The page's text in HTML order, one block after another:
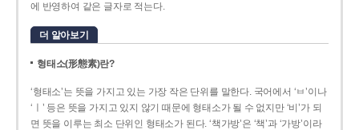
에 반영하여 같은 글자로 적는다.
더 알아보기
형태소(形態素)란?
‘형태소’는 뜻을 가지고 있는 가장 작은 단위를 말한다. 국어에서 ‘ㅂ’이나
‘ㅣ’ 등은 뜻을 가지고 있지 않기 때문에 형태소가 될 수 없지만 ‘비’가 되
면 뜻을 이루는 최소 단위인 형태소가 된다. ‘책가방’은 ‘책’과 ‘가방’이라